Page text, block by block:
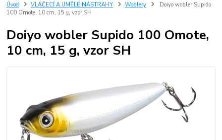
Úvod VLÁČECÍ A UMĚLÉ NÁSTRAHY Woblery
Doiyo wobler Supido
100 Omote, 10 cm, 15 g, vzor SH
Doiyo wobler Supido 100 Omote,
10 cm, 15 g, vzor SH